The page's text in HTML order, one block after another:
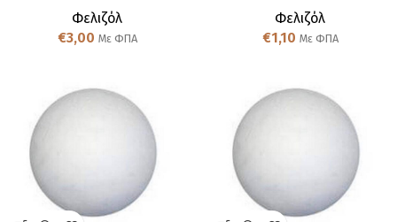
Φελιζόλ
€3,00 Με ΦΠΑ
Φελιζόλ
€1,10 Με ΦΠΑ